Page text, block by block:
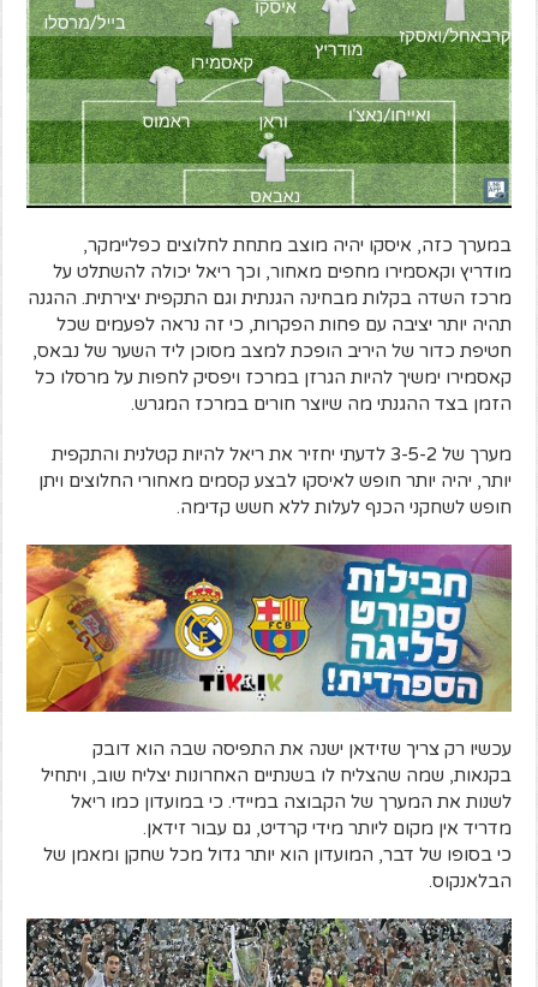
במערך כזה, איסקו יהיה מוצב מתחת לחלוצים כפליימקר,
מודריץ וקאסמירו מחפים מאחור, וכך ריאל יכולה להשתלט על
מרכז השדה בקלות מבחינה הגנתית וגם התקפית יצירתית. ההגנה
תהיה יותר יציבה עם פחות הפקרות, כי זה נראה לפעמים שכל
חטיפת כדור של היריב הופכת למצב מסוכן ליד השער של נבאס,
קאסמירו ימשיך להיות הגרזן במרכז ויפסיק לחפות על מרסלו כל
הזמן בצד ההגנתי מה שיוצר חורים במרכז המגרש.
מערך של 3-5-2 לדעתי יחזיר את ריאל להיות קטלנית והתקפית
יותר, יהיה יותר חופש לאיסקו לבצע קסמים מאחורי החלוצים ויתן
חופש לשחקני הכנף לעלות ללא חשש קדימה.
עכשיו רק צריך שזידאן ישנה את התפיסה שבה הוא דובק
בקנאות, שמה שהצליח לו בשנתיים האחרונות יצליח שוב, ויתחיל
לשנות את המערך של הקבוצה במיידי. כי במועדון כמו ריאל
מדריד אין מקום ליותר מידי קרדיט, גם עבור זידאן.
כי בסופו של דבר, המועדון הוא יותר גדול מכל שחקן ומאמן של
הבלאנקוס.